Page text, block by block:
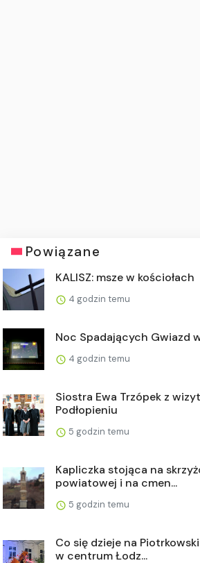
Powiązane
KALISZ: msze w kościołach
4 godzin temu
Noc Spadających Gwiazd
4 godzin temu
Siostra Ewa Trzópek z
Podłopieniu
5 godzin temu
Kapliczka stojąca na
powiatowej i na cmen...
5 godzin temu
Co się dzieje na
w centrum Łodz...